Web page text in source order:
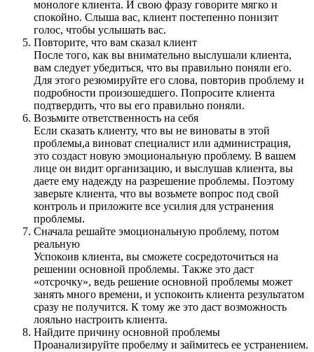
монологе клиента. И свою фразу говорите мягко и
спокойно. Слыша вас, клиент постепенно понизит
голос, чтобы услышать вас.
Повторите, что вам сказал клиент
После того, как вы внимательно выслушали клиента,
вам следует убедиться, что вы правильно поняли его.
Для этого резюмируйте его слова, повторив проблему и
подробности произошедшего. Попросите клиента
подтвердить, что вы его правильно поняли.
Возьмите ответственность на себя
Если сказать клиенту, что вы не виноваты в этой
проблемы,а виноват специалист или администрация,
это создаст новую эмоциональную проблему. В вашем
лице он видит организацию, и выслушав клиента, вы
даете ему надежду на разрешение проблемы. Поэтому
заверьте клиента, что вы возьмете вопрос под свой
контроль и приложите все усилия для устранения
проблемы.
Сначала решайте эмоциональную проблему, потом
реальную
Успокоив клиента, вы сможете сосредоточиться на
решении основной проблемы. Также это даст
«отсрочку», ведь решение основной проблемы может
занять много времени, и успокоить клиента результатом
сразу не получится. К тому же это даст возможность
лояльно настроить клиента.
Найдите причину основной проблемы
Проанализируйте пробелму и займитесь ее устранением.